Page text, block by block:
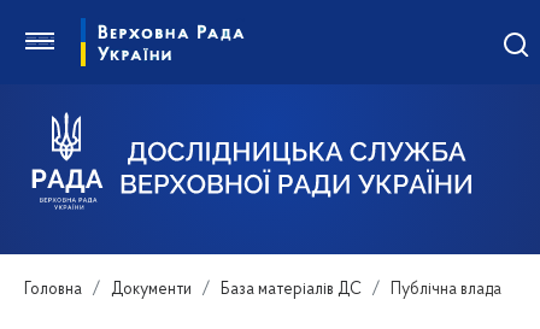
Головна Документи База матеріалів ДС Публічна влада